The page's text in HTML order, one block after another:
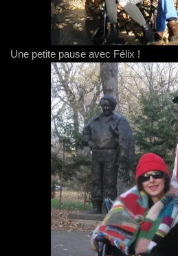
Une petite pause avec Félix !